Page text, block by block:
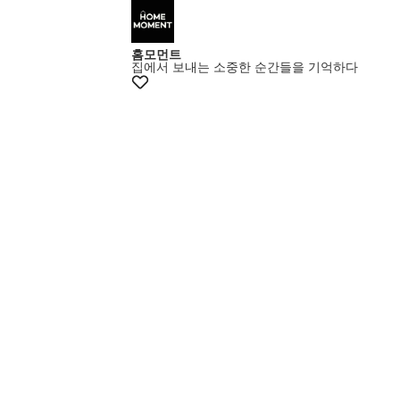
+5% 쿠폰
홈모먼트
집에서 보내는 소중한 순간들을 기억하다